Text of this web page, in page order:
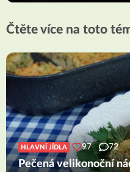
Čtěte více na toto
HLAVNÍ JÍDLA 97 72
Pečená velikonoční